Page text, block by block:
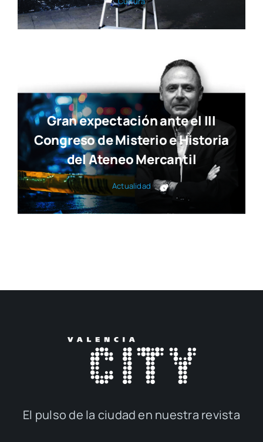
Gran expectación ante el III
Congreso de Misterio e Historia
del Ateneo Mercantil
Actua­li­dad
El pul­so de la ciu­dad en nues­tra revis­ta